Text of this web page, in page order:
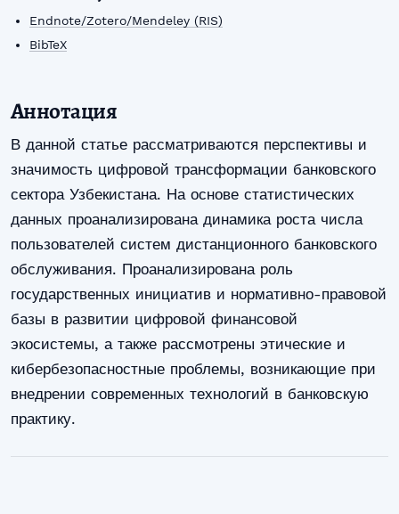
Endnote/Zotero/Mendeley (RIS)
BibTeX
Аннотация
В данной статье рассматриваются перспективы и
значимость цифровой трансформации банковского
сектора Узбекистана. На основе статистических
данных проанализирована динамика роста числа
пользователей систем дистанционного банковского
обслуживания. Проанализирована роль
государственных инициатив и нормативно-правовой
базы в развитии цифровой финансовой
экосистемы, а также рассмотрены этические и
кибербезопасностные проблемы, возникающие при
внедрении современных технологий в банковскую
практику.